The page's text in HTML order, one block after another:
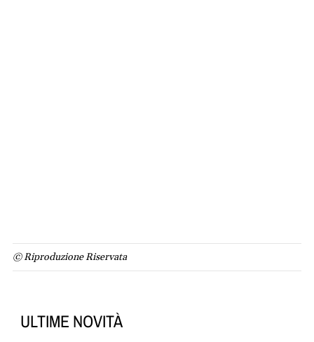
© Riproduzione Riservata
ULTIME NOVITÀ